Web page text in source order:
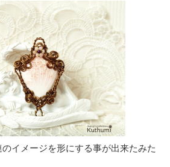
イメージを形にする事が出来たみた